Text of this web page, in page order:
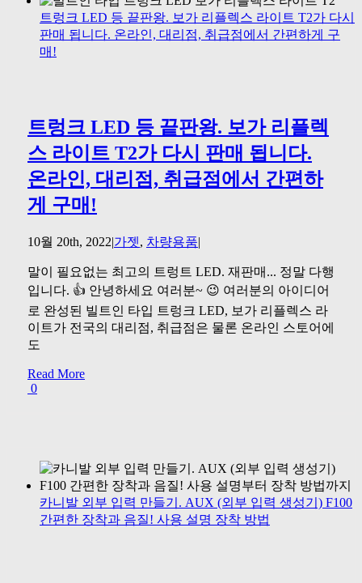
트렁크 LED 등 끝판왕. 보가 리플렉스 라이트 T2가 다시
판매 됩니다. 온라인, 대리점, 취급점에서 간편하게 구
매!
트렁크 LED 등 끝판왕. 보가 리플렉
스 라이트 T2가 다시 판매 됩니다.
온라인, 대리점, 취급점에서 간편하
게 구매!
10월 20th, 2022|가젯, 차량용품|
말이 필요없는 최고의 트렁트 LED. 재판매... 정말 다행
입니다. 👍 안녕하세요 여러분~ 😉 여러분의 아이디어
로 완성된 빌트인 타입 트렁크 LED, 보가 리플렉스 라
이트가 전국의 대리점, 취급점은 물론 온라인 스토어에
도
Read More
0
카니발 외부 입력 만들기. AUX (외부 입력 생성기) F100
간편한 장착과 음질! 사용 설명 장착 방법